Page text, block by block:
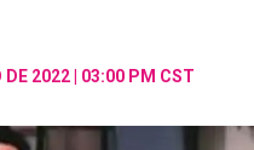
DE 2022 | 03:00 PM CST